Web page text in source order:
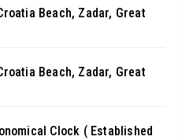
Beach, Zadar, Great
Beach, Zadar, Great
Clock ( Established